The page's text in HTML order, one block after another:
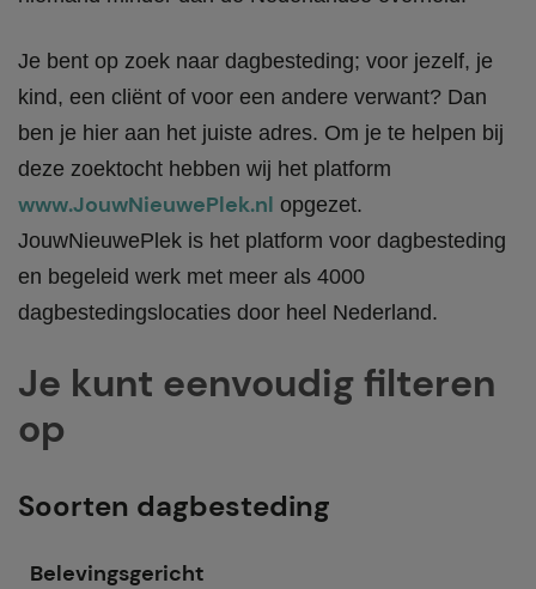
Je bent op zoek naar dagbesteding; voor jezelf, je
kind, een cliënt of voor een andere verwant? Dan
ben je hier aan het juiste adres. Om je te helpen bij
deze zoektocht hebben wij het platform
www.JouwNieuwePlek.nl opgezet.
JouwNieuwePlek is het platform voor dagbesteding
en begeleid werk met meer als 4000
dagbestedingslocaties door heel Nederland.
Je kunt eenvoudig filteren
op
Soorten dagbesteding
Belevingsgericht